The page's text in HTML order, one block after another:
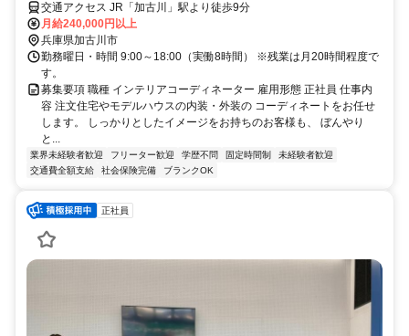
交通アクセス JR「加古川」駅より徒歩9分
月給240,000円以上
兵庫県加古川市
勤務曜日・時間 9:00～18:00（実働8時間） ※残業は月20時間程度で
す。
募集要項 職種 インテリアコーディネーター 雇用形態 正社員 仕事内
容 注文住宅やモデルハウスの内装・外装の コーディネートをお任せ
します。 しっかりとしたイメージをお持ちのお客様も、 ぼんやり
と...
業界未経験者歓迎 フリーター歓迎 学歴不問 固定時間制
未経験者歓迎
交通費全額支給
社会保険完備 ブランクOK
正社員